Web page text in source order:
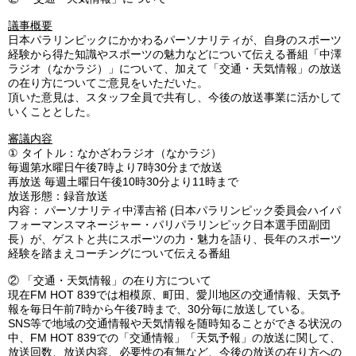
議事概要
日本パラリンピックにかかわるパーソナリティが、自身のスポーツ
経験から得た知識やスポーツの魅力などについて伝える番組「中澤
ラジオ（なかラジ）」について、加えて「交通・天気情報」の放送
の在り方についてご意見をいただいた。
頂いた意見は、スタッフ全員で共有し、今後の放送事業に活かして
いくこととした。
審議内容
① タイトル：なかざわラジオ（なかラジ）
毎週第水曜日午後7時より7時30分まで放送
再放送 毎週土曜日午後10時30分より11時まで
放送形態：録音放送
内容： パーソナリティ中澤吉裕 (日本パラリンピック委員会ハイパ
フォーマンスマネージャー・パリパラリンピック日本選手団副団
長）が、ゲストと共にスポーツの力・魅力を語り、長年のスポーツ
経験を踏まえコーチングについて伝える番組
②
「交通・天気情報」の在り方について
現在FM HOT 839では相模原、町田、愛川地区の交通情報、天気予
報を毎日午前7時から午後7時まで、30分毎に放送している。
SNS等で地域の交通情報や天気情報を随時知ることができる状況の
中、FM HOT 839での「交通情報」「天気予報」の放送に関して、
放送回数、放送内容、必要性の有無など、今後の放送の在り方への